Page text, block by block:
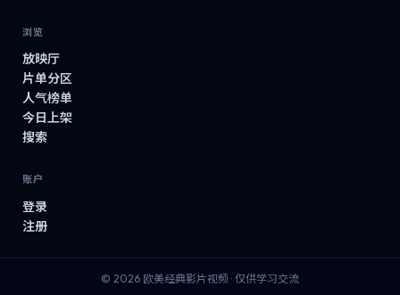
浏览
放映厅
片单分区
人气榜单
今日上架
搜索
账户
登录
注册
© 2026 欧美经典影片视频 · 仅供学习交流